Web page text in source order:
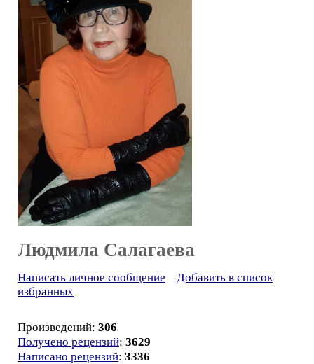
Людмила Салагаева
Написать личное сообщение
Добавить в список
избранных
Произведений: 306
Получено рецензий: 3629
Написано рецензий: 3336